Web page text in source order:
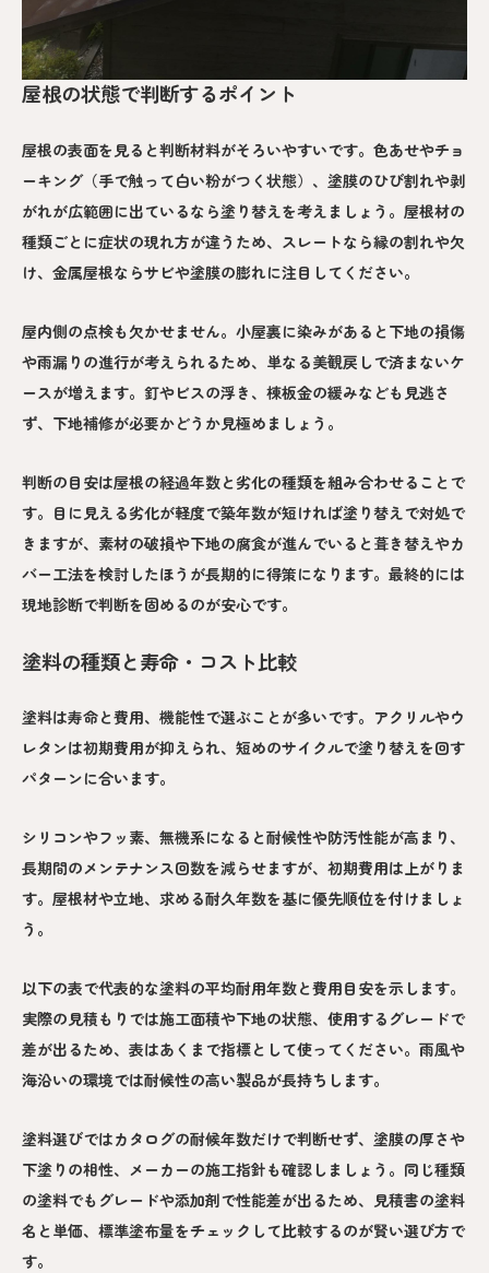
屋根の状態で判断するポイント
屋根の表面を見ると判断材料がそろいやすいです。色あせやチョ
ーキング（手で触って白い粉がつく状態）、塗膜のひび割れや剥
がれが広範囲に出ているなら塗り替えを考えましょう。屋根材の
種類ごとに症状の現れ方が違うため、スレートなら縁の割れや欠
け、金属屋根ならサビや塗膜の膨れに注目してください。
屋内側の点検も欠かせません。小屋裏に染みがあると下地の損傷
や雨漏りの進行が考えられるため、単なる美観戻しで済まないケ
ースが増えます。釘やビスの浮き、棟板金の緩みなども見逃さ
ず、下地補修が必要かどうか見極めましょう。
判断の目安は屋根の経過年数と劣化の種類を組み合わせることで
す。目に見える劣化が軽度で築年数が短ければ塗り替えで対処で
きますが、素材の破損や下地の腐食が進んでいると葺き替えやカ
バー工法を検討したほうが長期的に得策になります。最終的には
現地診断で判断を固めるのが安心です。
塗料の種類と寿命・コスト比較
塗料は寿命と費用、機能性で選ぶことが多いです。アクリルやウ
レタンは初期費用が抑えられ、短めのサイクルで塗り替えを回す
パターンに合います。
シリコンやフッ素、無機系になると耐候性や防汚性能が高まり、
長期間のメンテナンス回数を減らせますが、初期費用は上がりま
す。屋根材や立地、求める耐久年数を基に優先順位を付けましょ
う。
以下の表で代表的な塗料の平均耐用年数と費用目安を示します。
実際の見積もりでは施工面積や下地の状態、使用するグレードで
差が出るため、表はあくまで指標として使ってください。雨風や
海沿いの環境では耐候性の高い製品が長持ちします。
塗料選びではカタログの耐候年数だけで判断せず、塗膜の厚さや
下塗りの相性、メーカーの施工指針も確認しましょう。同じ種類
の塗料でもグレードや添加剤で性能差が出るため、見積書の塗料
名と単価、標準塗布量をチェックして比較するのが賢い選び方で
す。